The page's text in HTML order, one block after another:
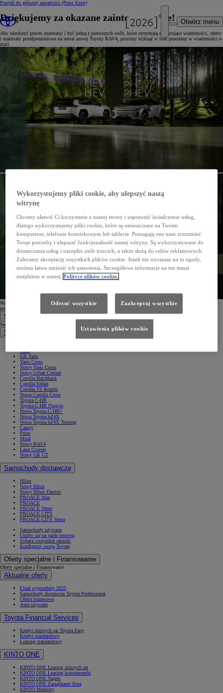
Przejdź do głównej zawartości (Press Enter)
Otwórz menu
Dziękujemy za okazane zainteresowanie!
Aby ukończyć proces rejestracji i być jedną z pierwszych osób, które otrzymają ekscytujące wiadomości, oferty
i materiały przedpremierowe na temat nowej Toyoty RAV4, prosimy kliknąć w link przesłany w wiadomości e-
mail.
Nie możesz znaleźć wiadomości? Sprawdź folder SPAM lub spróbuj zarejestrować sięponownie
prawidłowego adresu e-mail.
Samochody
Samochody
Samochody osobowe
Yaris
GR Yaris
Yaris Cross
Nowy Yaris Cross
Nowy Urban Cruiser
Corolla Hatchback
Corolla Sedan
Corolla TS Kombi
Nowa Corolla Cross
Toyota C-HR
Toyota C-HR Plug-in
Nowa Toyota C-HR+
Nowa Toyota bZ4X
Nowa Toyota bZ4X Touring
Camry
Prius
Mirai
Nowy RAV4
Land Cruiser
Nowy GR GT
Samochody dostawcze
Hilux
Nowy Hilux
Nowy Hilux Electric
PROACE Max
PROACE
PROACE Verso
PROACE CITY
PROACE CITY Verso
Samochody używane
Umów się na jazdę testową
Zobacz wszystkie cenniki
Konfiguruj swoją Toyotę
Oferty specjalne i Finansowanie
Oferty specjalne i Finansowanie
Aktualne oferty
Finał wyprzedaży 2025
Samochody dostawcze Toyota Professional
Oferta biznesowa
Auta używane
Toyota Financial Services
Kredyt niższych rat Toyota Easy
Kredyt standardowy
Leasing standardowy
KINTO ONE
KINTO ONE Leasing niższych rat
KINTO ONE Leasing konsumencki
KINTO ONE Najem
KINTO ONE Zarządzanie flotą
KINTO Mobility
Wykorzystujemy pliki cookie, aby ulepszyć naszą
witrynę
Chcemy ułatwić Ci korzystanie z naszej strony i usprawnić świadczenie usług,
dlatego wykorzystujemy pliki cookie, które są umieszczane na Twoim
komputerze, telefonie komórkowym lub tablecie. Pomagają one nam zrozumieć
Twoje potrzeby i ulepszać funkcjonalność naszej witryny. Są wykorzystywane do
dostarczania usług i narzędzi osób trzecich, a także służą do celów reklamowych.
Zalecamy akceptację wszystkich plików cookie. Jeżeli nie wyrażasz na to zgody,
możesz łatwo zmienić ich ustawienia. Szczegółowe informacje na ten temat
znajdziesz w naszej Polityce plików cookie.
Odrzuć wszystkie Zaakceptuj wszystkie
Ustawienia plików cookie